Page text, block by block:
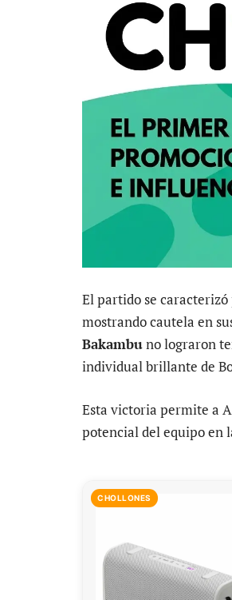
El partido se caracterizó
mostrando cautela en
Bakambuno lograron
individual brillante de
Esta victoria permite a
potencial del equipo en
CHOLLONES